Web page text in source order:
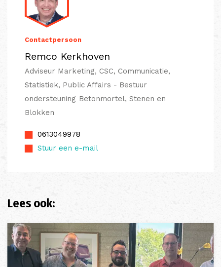
Contactpersoon
Remco Kerkhoven
Adviseur Marketing, CSC, Communicatie,
Statistiek, Public Affairs - Bestuur
ondersteuning Betonmortel, Stenen en
Blokken
0613049978
Stuur een e-mail
Lees ook: